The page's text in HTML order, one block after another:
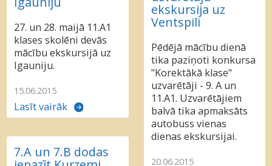
ekskursija uz
Ventspili
Pēdējā mācību dienā
tika paziņoti konkursa
"Korektākā klase"
uzvarētāji - 9. A un
11.A1. Uzvarētājiem
balvā tika apmaksāts
autobuss vienas
dienas ekskursijai.
20.06.2015
27. un 28. maijā 11.A1
klases skolēni devās
mācību ekskursijā uz
Igauniju.
15.06.2015
Lasīt vairāk
7.A un 7.B dodas